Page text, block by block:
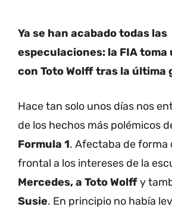
Ya se han acabado todas las
especulaciones: la FIA toma
con Toto Wolff tras la última
Hace tan solo unos días nos
de los hechos más polémicos
Formula 1. Afectaba de forma
frontal a los intereses de la
Mercedes, a Toto Wolffy
Susie. En principio no había